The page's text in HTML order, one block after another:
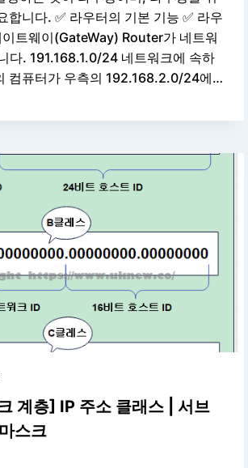
합니다. ✅ 라우터의 기본 기능 ✅ 라우
트웨이(GateWay) Router가 네트워
다. 191.168.1.0/24 네트워크에 속하
컴퓨터가 우측의 192.168.2.0/24에…
계층] IP 주소 클래스 | 서브
스크